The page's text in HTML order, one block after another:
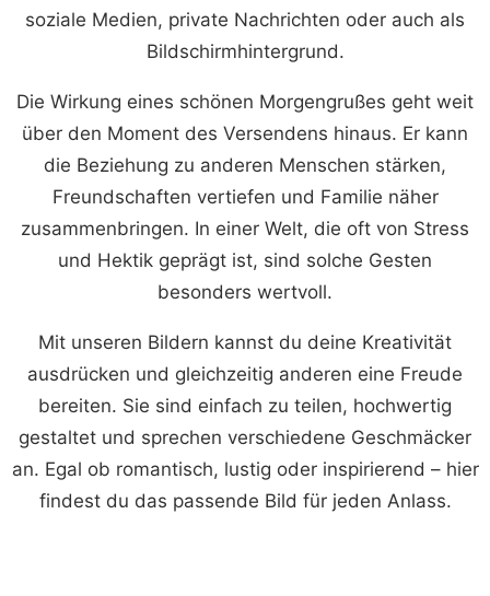
soziale Medien, private Nachrichten oder auch als
Bildschirmhintergrund.
Die Wirkung eines schönen Morgengrußes geht weit
über den Moment des Versendens hinaus. Er kann
die Beziehung zu anderen Menschen stärken,
Freundschaften vertiefen und Familie näher
zusammenbringen. In einer Welt, die oft von Stress
und Hektik geprägt ist, sind solche Gesten
besonders wertvoll.
Mit unseren Bildern kannst du deine Kreativität
ausdrücken und gleichzeitig anderen eine Freude
bereiten. Sie sind einfach zu teilen, hochwertig
gestaltet und sprechen verschiedene Geschmäcker
an. Egal ob romantisch, lustig oder inspirierend – hier
findest du das passende Bild für jeden Anlass.